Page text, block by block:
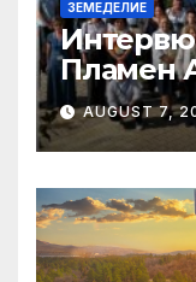
ЗЕМЕДЕЛИЕ
Пламен
живо”,
AUGUST 7,